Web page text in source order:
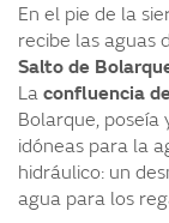
En el pie de la
recibe las aguas
Salto de
La confluencia
Bolarque, poseía
idóneas para la
hidráulico: un
agua para los